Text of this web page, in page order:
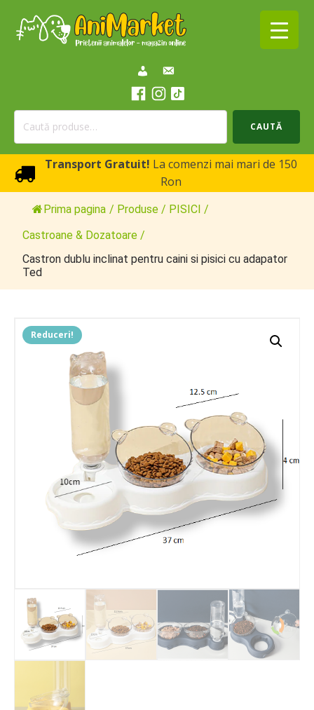
Caută
CAUTĂ
Transport Gratuit! La comenzi mai mari de 150
Ron
Prima pagina / Produse / PISICI /
Castroane & Dozatoare /
Castron dublu inclinat pentru caini si pisici cu adapator
Ted
Reduceri!